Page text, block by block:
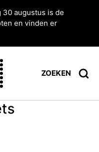
30 augustus is de
en vinden er
ZOEKEN